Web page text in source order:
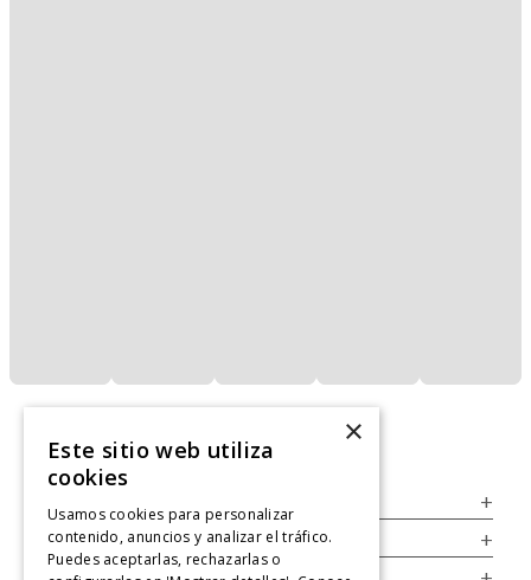
+
Legal +
×
Este sitio web utiliza
cookies
Usamos cookies para personalizar
contenido, anuncios y analizar el tráfico.
Puedes aceptarlas, rechazarlas o